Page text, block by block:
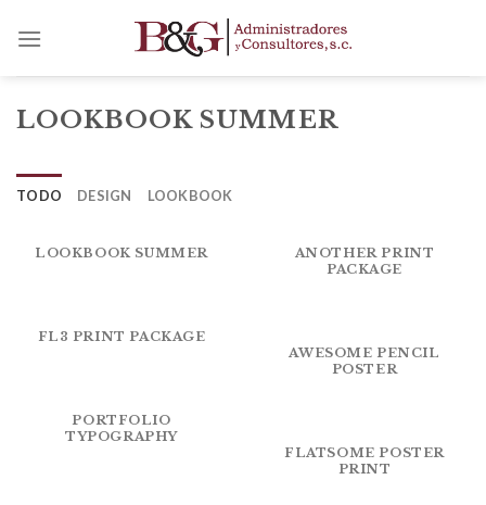
LOOKBOOK SUMMER
TODO DESIGN LOOKBOOK
LOOKBOOK SUMMER
ANOTHER PRINT
PACKAGE
FL3 PRINT PACKAGE
AWESOME PENCIL
POSTER
PORTFOLIO
TYPOGRAPHY
FLATSOME POSTER
PRINT